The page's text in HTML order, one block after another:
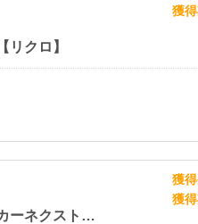
リクロ】
獲
どんな車も高価買取り！廃車買取の【カーネクスト】申し込み促進
獲
獲